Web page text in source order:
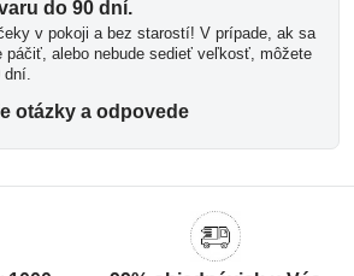
do 90 dní​.
v pokoji a bez starostí! V prípade, ak sa
páčiť, alebo nebude sedieť veľkosť, môžete
dní.
otázky a odpovede